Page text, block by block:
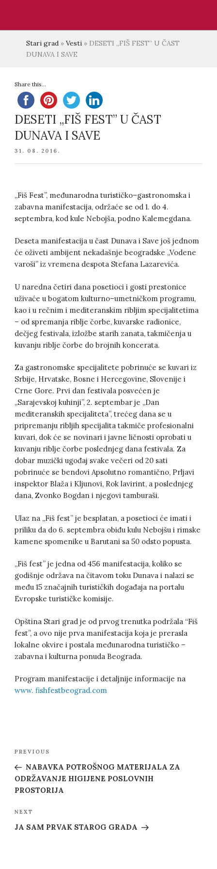
Stari grad » Vesti » DESETI „FIŠ FEST” U ČAST
DUNAVA I SAVE
Share this...
DESETI „FIŠ FEST” U ČAST
DUNAVA I SAVE
POSTED
31. 08. 2016.
„Fiš Fest”, međunarodna turističko–gastronomska i
zabavna manifestacija, održaće se od 1. do 4.
septembra, kod kule Nebojša, podno Kalemegdana.
Deseta manifestacija u čast Dunava i Save još jednom
će oživeti ambijent nekadašnje beogradske „Vodene
varoši” iz vremena despota Stefana Lazarevića.
U naredna četiri dana posetioci i gosti prestonice
uživaće u bogatom kulturno–umetničkom programu,
kao i u rečnim i mediteranskim ribljim specijalitetima
– od spremanja riblje čorbe, kuvarske radionice,
dečjeg festivala, izložbe starih zanata, takmičenja u
kuvanju riblje čorbe do brojnih koncerata.
Za gastronomske specijalitete pobrinuće se kuvari iz
Srbije, Hrvatske, Bosne i Hercegovine, Slovenije i
Crne Gore. Prvi dan festivala posvećen je
„Sarajevskoj kuhinji”, 2. septembar je „Dan
mediteranskih specijaliteta”, trećeg dana se u
pripremanju ribljih specijalita takmiče profesionalni
kuvari, dok će se novinari i javne ličnosti oprobati u
kuvanju riblje čorbe poslednjeg dana festivala. Za
dobar muzički ugođaj svake večeri od 20 sati
pobrinuće se bendovi Apsolutno romantično, Prljavi
inspektor Blaža i Kljunovi, Rok lavirint, a poslednjeg
dana, Zvonko Bogdan i njegovi tamburaši.
Ulaz na „Fiš fest” je besplatan, a posetioci će imati i
priliku da do 6. septembra obiđu kulu Nebojšu i rimske
kamene spomenike u Barutani sa 50 odsto popusta.
„Fiš fest” je jedna od 456 manifestacija, koliko se
godišnje održava na čitavom toku Dunava i nalazi se
među 15 značajnih turističkih događaja na portalu
Evropske turističke komisije.
Opština Stari grad je od prvog trenutka podržala “Fiš
fest”, a ovo nije prva manifestacija koja je prerasla
lokalne okvire i postala međunarodna turističko –
zabavna i kulturna ponuda Beograda.
Program manifestacije i detaljnije informacije na
www. fishfestbeograd.com
Post
Previous
Post
PREVIOUS
NABAVKA POTROŠNOG MATERIJALA ZA
ODRŽAVANJE HIGIJENE POSLOVNIH
PROSTORIJA
Next
Post
NEXT
JA SAM PRVAK STAROG GRADA